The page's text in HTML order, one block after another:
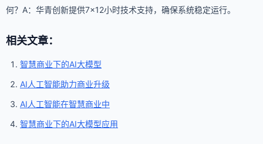
何？A：华青创新提供7×12小时技术支持，确保系统稳定运行。
相关文章：
智慧商业下的AI大模型
AI人工智能助力商业升级
AI人工智能在智慧商业中
智慧商业下的AI大模型应用